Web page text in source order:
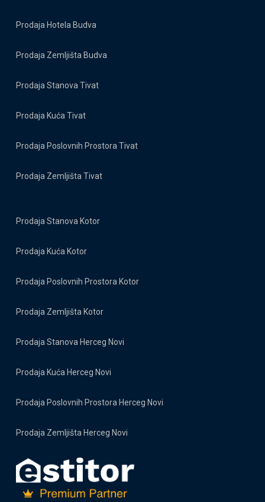
Prodaja Hotela Budva
Prodaja Zemljišta Budva
Prodaja Stanova Tivat
Prodaja Kuća Tivat
Prodaja Poslovnih Prostora Tivat
Prodaja Zemljišta Tivat
Prodaja Stanova Kotor
Prodaja Kuća Kotor
Prodaja Poslovnih Prostora Kotor
Prodaja Zemljišta Kotor
Prodaja Stanova Herceg Novi
Prodaja Kuća Herceg Novi
Prodaja Poslovnih Prostora Herceg Novi
Prodaja Zemljišta Herceg Novi